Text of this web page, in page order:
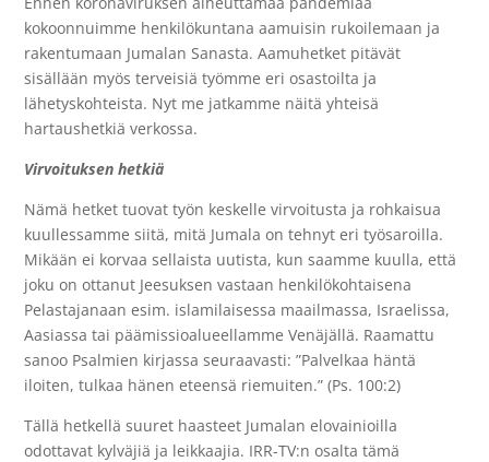
kokoonnuimme henkilökuntana aamuisin rukoilemaan ja
rakentumaan Jumalan Sanasta. Aamuhetket pitävät
sisällään myös terveisiä työmme eri osastoilta ja
lähetyskohteista. Nyt me jatkamme näitä yhteisä
hartaushetkiä verkossa.
Virvoituksen hetkiä
Nämä hetket tuovat työn keskelle virvoitusta ja rohkaisua
kuullessamme siitä, mitä Jumala on tehnyt eri työsaroilla.
Mikään ei korvaa sellaista uutista, kun saamme kuulla, että
joku on ottanut Jeesuksen vastaan henkilökohtaisena
Pelastajanaan esim. islamilaisessa maailmassa, Israelissa,
Aasiassa tai päämissioalueellamme Venäjällä. Raamattu
sanoo Psalmien kirjassa seuraavasti: ”Palvelkaa häntä
iloiten, tulkaa hänen eteensä riemuiten.” (Ps. 100:2)
Tällä hetkellä suuret haasteet Jumalan elovainioilla
odottavat kylväjiä ja leikkaajia. IRR-TV:n osalta tämä